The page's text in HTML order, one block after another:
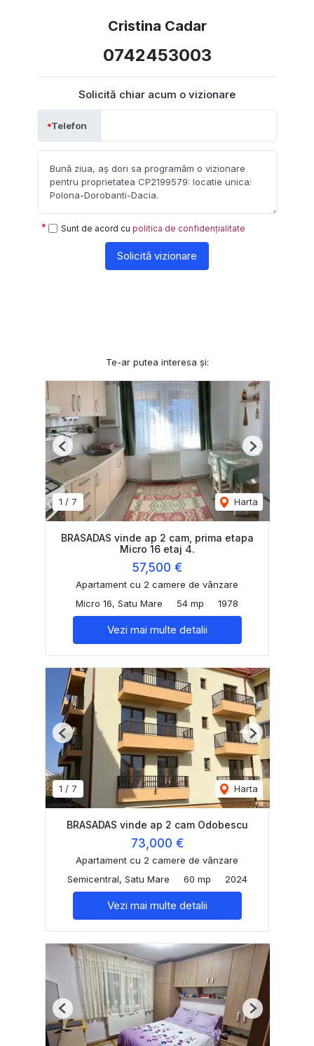
Cristina Cadar
0742453003
Solicită chiar acum o vizionare
Telefon
Sunt de acord cu politica de confidențialitate
Solicită vizionare
Te-ar putea interesa și:
1 / 7 Harta
Previous Next
BRASADAS vinde ap 2 cam, prima etapa
Micro 16 etaj 4.
57,500 €
Apartament cu 2 camere de vânzare
Micro 16, Satu Mare
54 mp 1978
Vezi mai multe detalii
1 / 7 Harta
Previous Next
BRASADAS vinde ap 2 cam Odobescu
73,000 €
Apartament cu 2 camere de vânzare
Semicentral, Satu Mare
60 mp 2024
Vezi mai multe detalii
Previous Next